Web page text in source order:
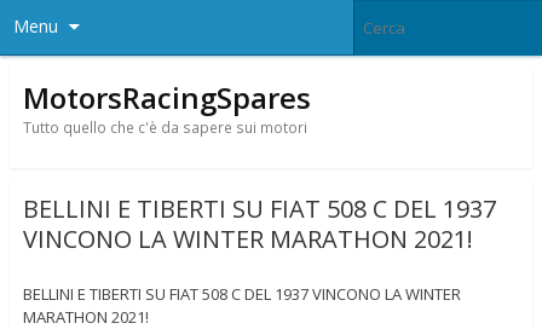
Menu
MotorsRacingSpares
Tutto quello che c'è da sapere sui motori
BELLINI E TIBERTI SU FIAT 508 C DEL 1937
VINCONO LA WINTER MARATHON 2021!
BELLINI E TIBERTI SU FIAT 508 C DEL 1937 VINCONO LA WINTER
MARATHON 2021!